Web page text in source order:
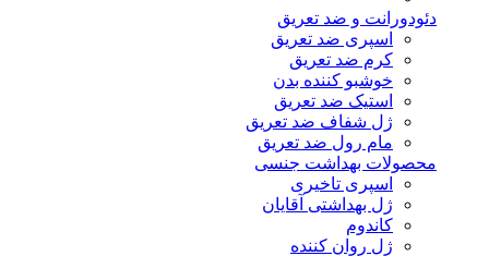
دئودورانت و ضد تعریق
اسپری ضد تعریق
کرم ضد تعریق
خوشبو کننده بدن
استیک ضد تعریق
ژل شفاف ضد تعریق
مام رول ضد تعریق
محصولات بهداشت جنسی
اسپری تاخیری
ژل بهداشتی آقایان
کاندوم
ژل روان کننده